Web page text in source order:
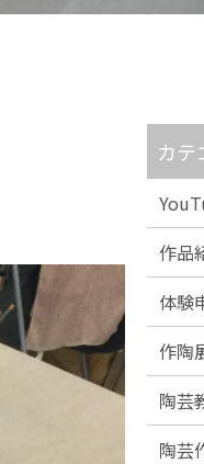
カテ
作品
体験
作陶
陶芸
陶芸